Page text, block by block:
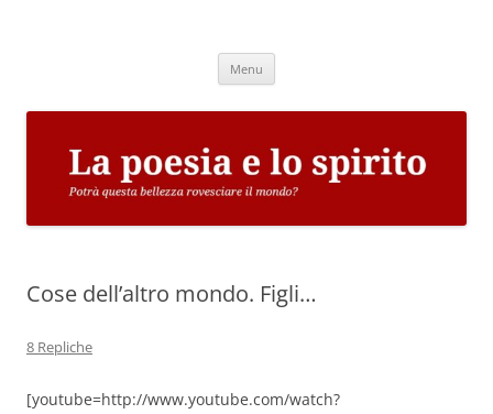
Menu
Cose dell’altro mondo. Figli…
8 Repliche
[youtube=http://www.youtube.com/watch?